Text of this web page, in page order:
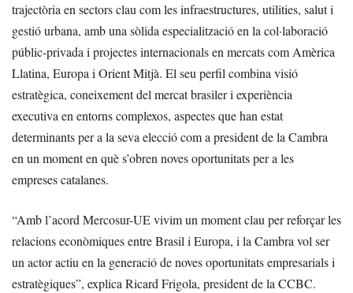
trajectòria en sectors clau com les infraestructures, utilities, salut i
gestió urbana, amb una sòlida especialització en la col·laboració
públic-privada i projectes internacionals en mercats com Amèrica
Llatina, Europa i Orient Mitjà. El seu perfil combina visió
estratègica, coneixement del mercat brasiler i experiència
executiva en entorns complexos, aspectes que han estat
determinants per a la seva elecció com a president de la Cambra
en un moment en què s’obren noves oportunitats per a les
empreses catalanes.
“Amb l’acord Mercosur-UE vivim un moment clau per reforçar les
relacions econòmiques entre Brasil i Europa, i la Cambra vol ser
un actor actiu en la generació de noves oportunitats empresarials i
estratègiques”, explica Ricard Frigola, president de la CCBC.